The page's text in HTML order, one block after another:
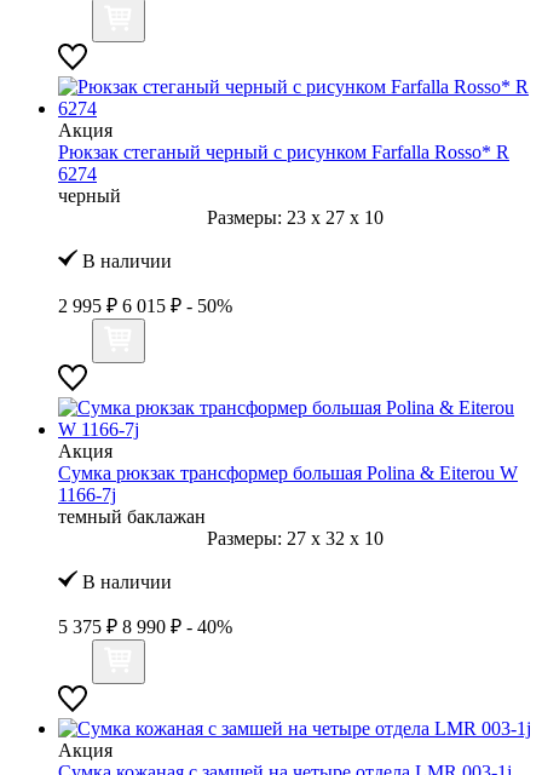
Акция
Рюкзак стеганый черный с рисунком Farfalla Rosso* R
6274
черный
Размеры: 23 x 27 x 10
В наличии
2 995 ₽ 6 015 ₽ - 50%
Акция
Сумка рюкзак трансформер большая Polina & Eiterou W
1166-7j
темный баклажан
Размеры: 27 x 32 x 10
В наличии
5 375 ₽ 8 990 ₽ - 40%
Акция